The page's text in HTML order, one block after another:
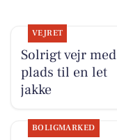
VEJRET
Solrigt vejr med
plads til en let
jakke
BOLIGMARKED